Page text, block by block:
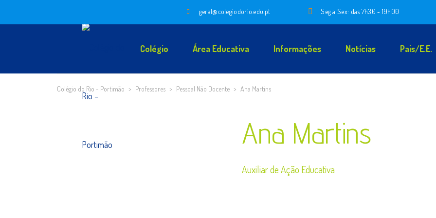
geral@colegiodorio.edu.pt Seg a Sex: das 7h30 - 19h00
Colégio Área Educativa Informações Notícias Pais/E.E.
Colégio do Rio - Portimão > Professores > Pessoal Não Docente > Ana Martins
Ana Martins
Auxiliar de Ação Educativa